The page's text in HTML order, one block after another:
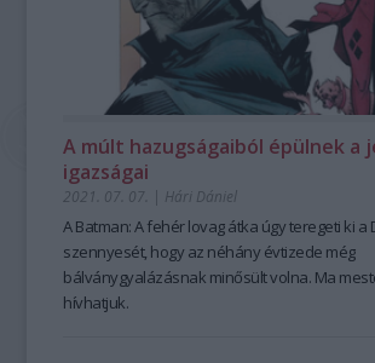
A múlt hazugságaiból épülnek a
igazságai
2021. 07. 07. | Hári Dániel
ABatman: A fehér lovag átka úgy teregeti ki
szennyesét, hogy az néhány évtizede még
bálványgyalázásnak minősült volna. Ma
hívhatjuk.